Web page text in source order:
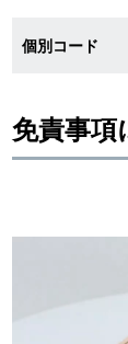
個別コード
免責事項
また、メーカーに
※光の加減やモニ